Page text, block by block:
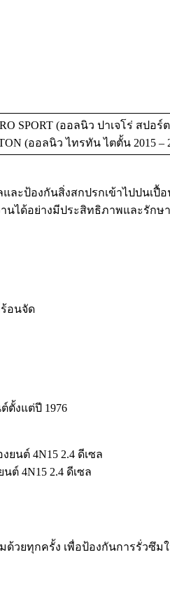
SPORT (ออลนิว ปาเจโร่ สปอร์
(ออลนิว ไทรทัน ไตตั้น 2015 –
ละป้องกันสิ่งสกปรกเข้าไปปน
ได้อย่างมีประสิทธิภาพและรักษ
อนจัด
ตั้งแต่ปี 1976
ยนต์ 4N15 2.4 ดีเซล
ต์ 4N15 2.4 ดีเซล
วยทุกครั้ง เพื่อป้องกันการรั่ว